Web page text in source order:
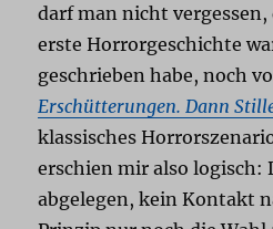
darf man nicht vergessen,
erste Horrorgeschichte
geschrieben habe, noch
Erschütterungen. Dann
klassisches
erschien mir also logisch:
abgelegen, kein Kontakt